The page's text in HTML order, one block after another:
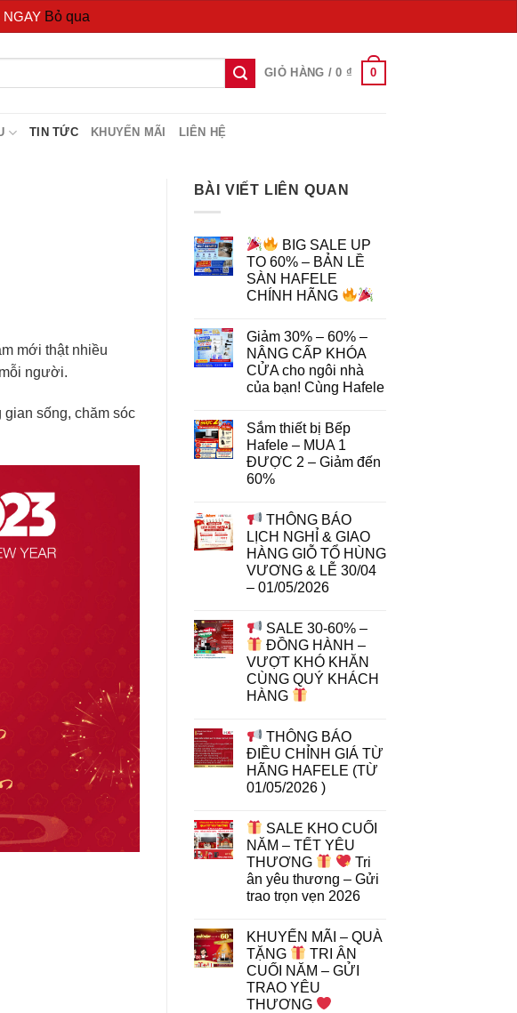
NGAY Bỏ qua
GIỎ HÀNG /0 ₫ 0
TIN TỨC KHUYẾN MÃI LIÊN HỆ
mới thật nhiều
người.
sống, chăm sóc
BÀI VIẾT LIÊN QUAN
BIG SALE UP
TO 60% – BẢN LỀ
SÀN HAFELE
CHÍNH HÃNG
Giảm 30% – 60% –
NÂNG CẤP KHÓA
CỬA cho ngôi nhà
của bạn! Cùng Hafele
Sắm thiết bị Bếp
Hafele – MUA 1
ĐƯỢC 2 – Giảm đến
60%
THÔNG BÁO
LỊCH NGHỈ & GIAO
HÀNG GIỖ TỔ HÙNG
VƯƠNG & LỄ 30/04
– 01/05/2026
SALE 30-60% –
ĐỒNG HÀNH –
VƯỢT KHÓ KHĂN
CÙNG QUÝ KHÁCH
HÀNG
THÔNG BÁO
ĐIỀU CHỈNH GIÁ TỪ
HÃNG HAFELE (TỪ
01/05/2026 )
SALE KHO CUỐI
NĂM – TẾT YÊU
THƯƠNG
Tri
ân yêu thương – Gửi
trao trọn vẹn 2026
KHUYẾN MÃI – QUÀ
TẶNG
TRI ÂN
CUỐI NĂM – GỬI
TRAO YÊU
THƯƠNG